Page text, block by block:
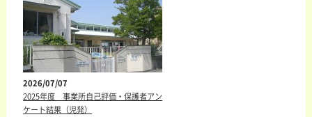
2026/07/07
2025年度 事業所自己評価・保護者アン
ケート結果（児発）